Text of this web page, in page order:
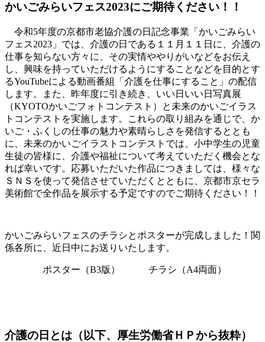
かいごみらいフェス2023にご期待ください！！
令和5年度の京都市老協介護の日記念事業「かいごみらい
フェス2023」では、介護の日である１１月１１日に、介護の
仕事を知らない方々に、その実情ややりがいなどをお伝え
し、興味を持っていただけるようにすることなどを目的とす
るYouTubeによる動画番組「介護を仕事にすること」の配信
します。また、昨年度に引き続き、いい日いい日写真展
（KYOTOかいごフォトコンテスト）と未来のかいごイラス
トコンテストを実施します。これらの取り組みを通じで、か
いご・ふくしの仕事の魅力や素晴らしさを発信するととも
に、未来のかいごイラストコンテストでは、小中学生の児童
生徒の皆様に、介護や福祉について考えていただく機会とな
れば幸いです。応募いただいた作品につきましては、様々な
ＳＮＳを使って発信させていただくとともに、京都市京セラ
美術館で全作品を展示する予定ですのでご期待ください！！
かいごみらいフェスのチラシとポスターが完成しました！関
係各所に、近日中にお送りいたします。
ポスター（B3版） チラシ（A4両面）
介護の日とは（以下、厚生労働省ＨＰから抜粋）